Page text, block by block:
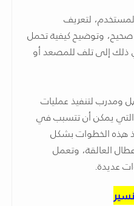
لتعريف
وتوضيح كيفية تحمل
ذلك إلى تلف للمصعد أو
ومدرب لتنفيذ عمليات
التي يمكن أن تتسبب في
هذه الخطوات بشكل
العالقة، وتعمل
عديدة.